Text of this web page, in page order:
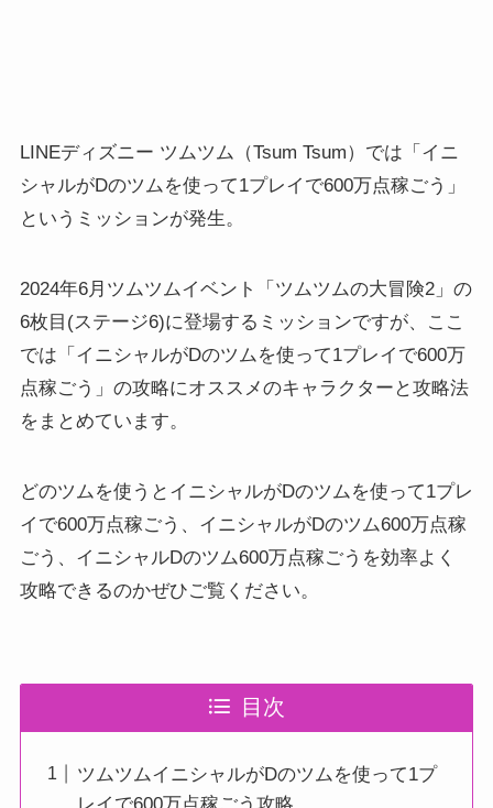
LINEディズニー ツムツム（Tsum Tsum）では「イニ
シャルがDのツムを使って1プレイで600万点稼ごう」
というミッションが発生。
2024年6月ツムツムイベント「ツムツムの大冒険2」の
6枚目(ステージ6)に登場するミッションですが、ここ
では「イニシャルがDのツムを使って1プレイで600万
点稼ごう」の攻略にオススメのキャラクターと攻略法
をまとめています。
どのツムを使うとイニシャルがDのツムを使って1プレ
イで600万点稼ごう、イニシャルがDのツム600万点稼
ごう、イニシャルDのツム600万点稼ごうを効率よく
攻略できるのかぜひご覧ください。
目次
ツムツムイニシャルがDのツムを使って1プ